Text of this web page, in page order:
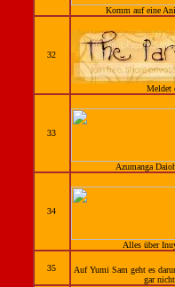
Komm auf eine
32
Meldet
33
Azumanga
34
Alles über
35
Auf Yumi Sam geht es
gar